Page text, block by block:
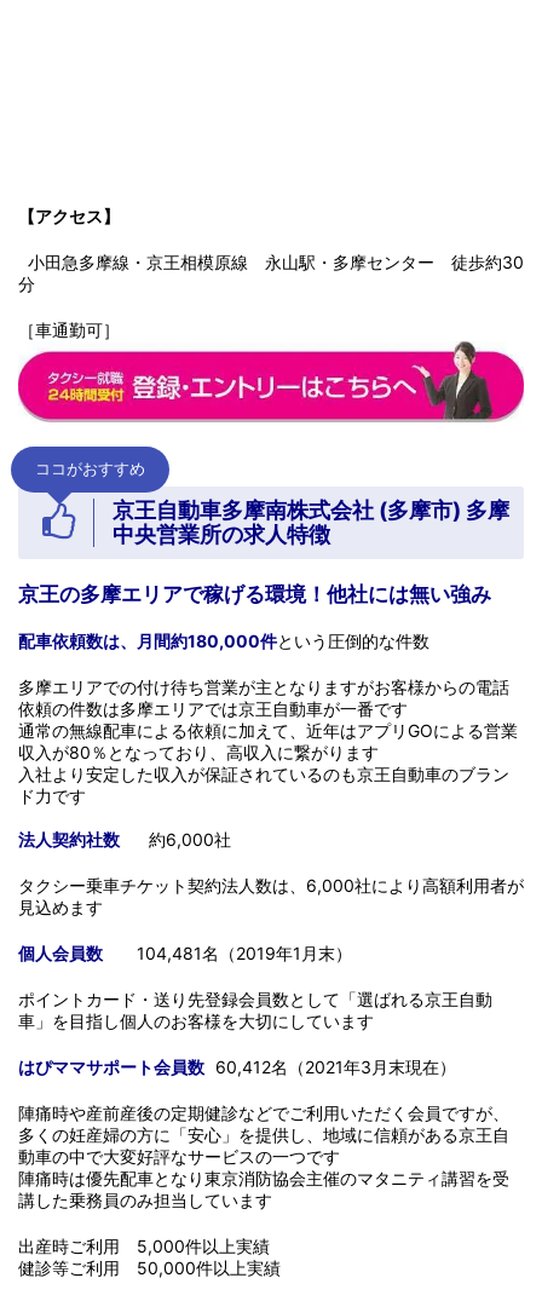
【アクセス】
小田急多摩線・京王相模原線 永山駅・多摩センター 徒歩約30
分
［車通勤可］
ココがおすすめ
京王自動車多摩南株式会社 (多摩市) 多摩
中央営業所の求人特徴
京王の多摩エリアで稼げる環境！他社には無い強み
配車依頼数は、月間約180,000件という圧倒的な件数
多摩エリアでの付け待ち営業が主となりますがお客様からの電話
依頼の件数は多摩エリアでは京王自動車が一番です
通常の無線配車による依頼に加えて、近年はアプリGOによる営業
収入が80％となっており、高収入に繋がります
入社より安定した収入が保証されているのも京王自動車のブラン
ド力です
法人契約社数 約6,000社
タクシー乗車チケット契約法人数は、6,000社により高額利用者が
見込めます
個人会員数 104,481名（2019年1月末）
ポイントカード・送り先登録会員数として「選ばれる京王自動
車」を目指し個人のお客様を大切にしています
はぴママサポート会員数 60,412名（2021年3月末現在）
陣痛時や産前産後の定期健診などでご利用いただく会員ですが、
多くの妊産婦の方に「安心」を提供し、地域に信頼がある京王自
動車の中で大変好評なサービスの一つです
陣痛時は優先配車となり東京消防協会主催のマタニティ講習を受
講した乗務員のみ担当しています
出産時ご利用 5,000件以上実績
健診等ご利用 50,000件以上実績